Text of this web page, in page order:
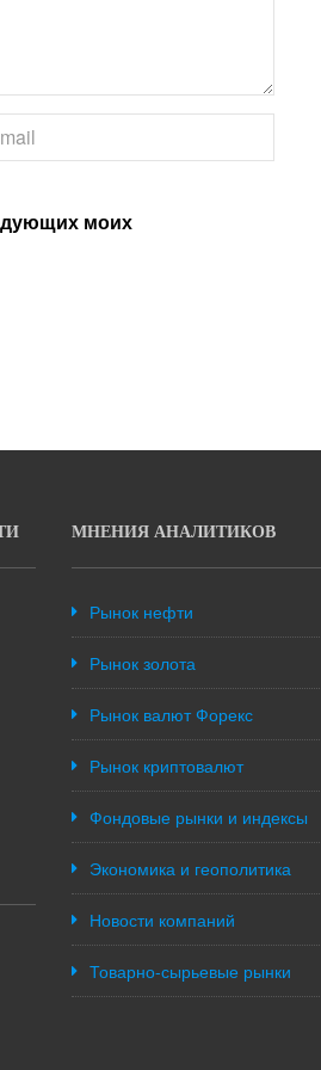
моих
МНЕНИЯ АНАЛИТИКОВ
Рынок нефти
Рынок золота
Рынок валют Форекс
Рынок криптовалют
Фондовые рынки и индексы
Экономика и геополитика
Новости компаний
Товарно-сырьевые рынки